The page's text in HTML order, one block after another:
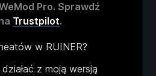
Pro. Sprawdź
Trustpilot.
w RUINER?
z moją wersją